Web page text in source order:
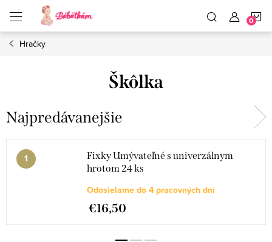
obsah
Hračky
Škôlka
Najpredávanejšie
Fixky Umývateľné s univerzálnym
hrotom 24 ks
Odosielame do 4 pracovných dní
€16,50